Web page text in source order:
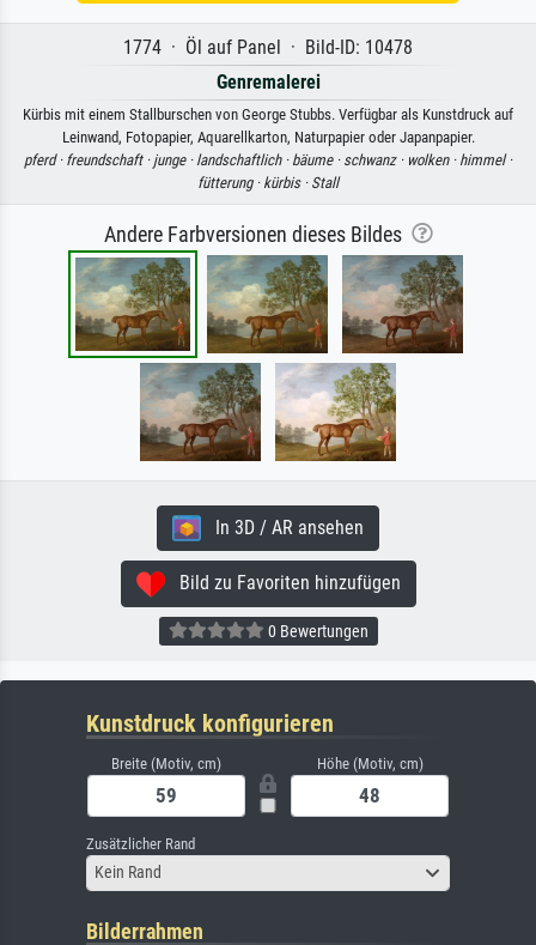
1774 · Öl auf Panel · Bild-ID: 10478
Genremalerei
Kürbis mit einem Stallburschen von George Stubbs. Verfügbar als Kunstdruck auf
Leinwand, Fotopapier, Aquarellkarton, Naturpapier oder Japanpapier.
pferd · freundschaft · junge · landschaftlich · bäume · schwanz · wolken · himmel ·
fütterung · kürbis · Stall
Andere Farbversionen dieses Bildes
In 3D / AR ansehen
Bild zu Favoriten hinzufügen
0 Bewertungen
Kunstdruck konfigurieren
Breite (Motiv, cm) Höhe (Motiv, cm)
Zusätzlicher Rand
Kein Rand
Bilderrahmen